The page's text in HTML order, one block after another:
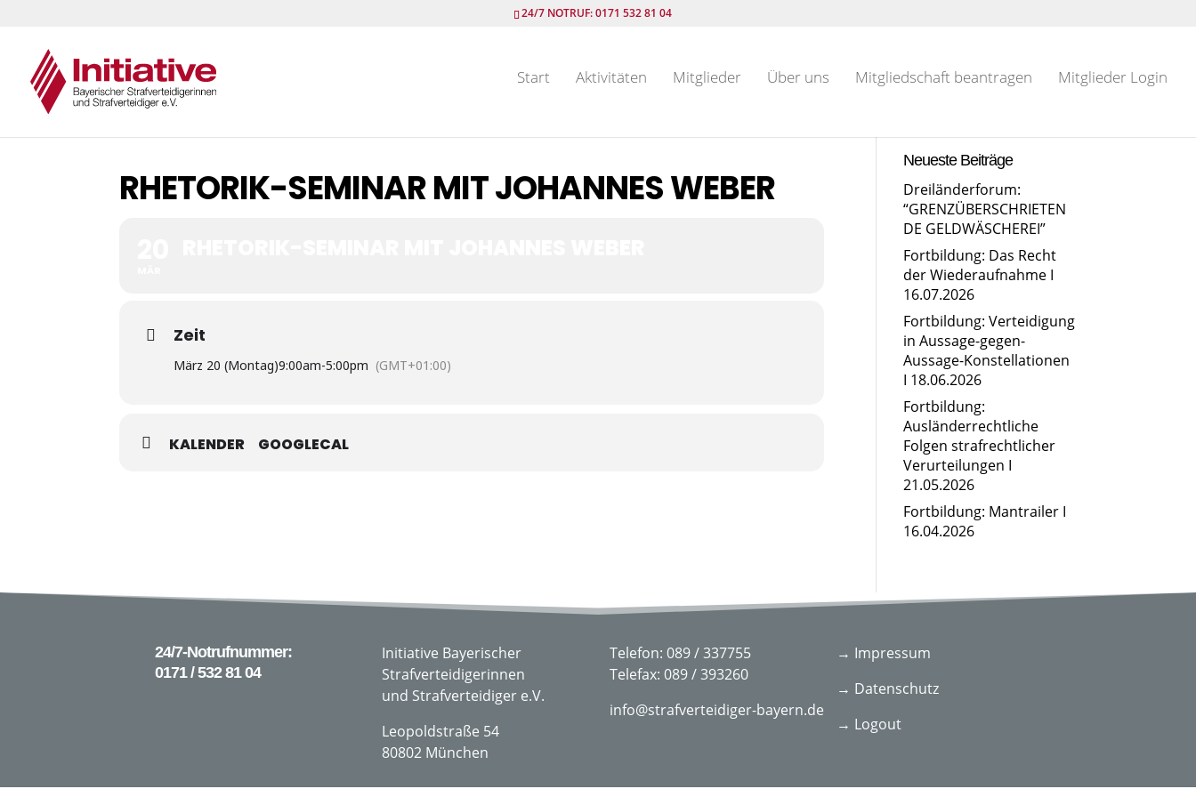
24/7 NOTRUF: 0171 532 81 04
Start Aktivitäten Mitglieder Über uns Mitgliedschaft beantragen Mitglieder Login
RHETORIK-SEMINAR MIT JOHANNES WEBER
Zeit
März 20 (Montag)9:00am-5:00pm (GMT+01:00)
KALENDER GOOGLECAL
Neueste Beiträge
Dreiländerforum:
“GRENZÜBERSCHRIETEN
DE GELDWÄSCHEREI”
Fortbildung: Das Recht
der Wiederaufnahme I
16.07.2026
Fortbildung: Verteidigung
in Aussage-gegen-
Aussage-Konstellationen
I 18.06.2026
Fortbildung:
Ausländerrechtliche
Folgen strafrechtlicher
Verurteilungen I
21.05.2026
Fortbildung: Mantrailer I
16.04.2026
24/7-Notrufnummer:
0171 / 532 81 04
Initiative Bayerischer
Strafverteidigerinnen
und Strafverteidiger e.V.
Leopoldstraße 54
80802 München
Telefon: 089 / 337755
Telefax: 089 / 393260
info@strafverteidiger-bayern.de
→ Impressum
→ Datenschutz
→ Logout